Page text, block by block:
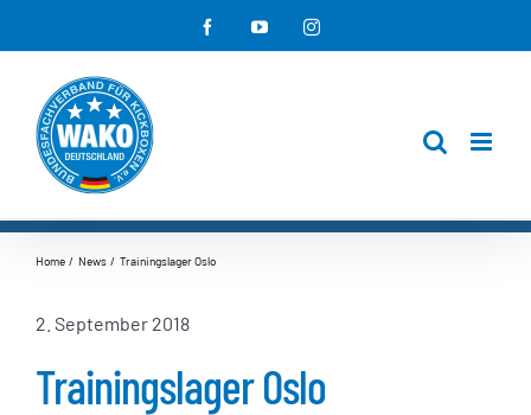
Inhalt
springen
FacebookYouTubeInstagram
Home News Trainingslager Oslo
2. September 2018
Trainingslager Oslo